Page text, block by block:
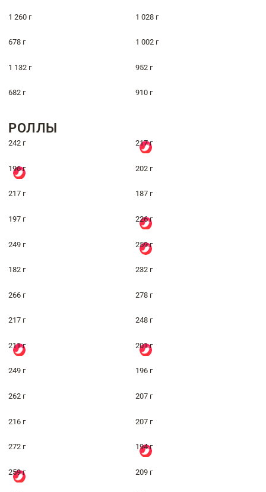
1 260 г 1 028 г
678 г 1 002 г
1 132 г 952 г
682 г 910 г
РОЛЛЫ
242 г 217 г
196 г 202 г
217 г 187 г
197 г 226 г
249 г 259 г
182 г 232 г
266 г 278 г
217 г 248 г
211 г 201 г
249 г 196 г
262 г 207 г
216 г 207 г
272 г 194 г
259 г 209 г